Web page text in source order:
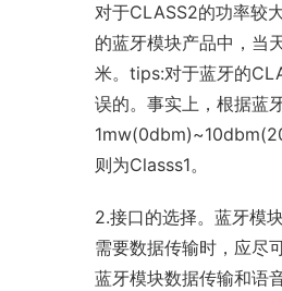
对于CLASS2的功率较
的蓝牙模块产品中，当
米。tips:对于蓝牙的
误的。事实上，根据蓝
则为Classs1。
2.接口的选择。蓝牙模
需要数据传输时，应尽
蓝牙模块数据传输和语